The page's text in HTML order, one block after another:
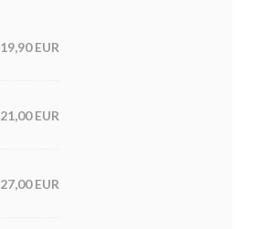
19,90 EUR
21,00 EUR
27,00 EUR